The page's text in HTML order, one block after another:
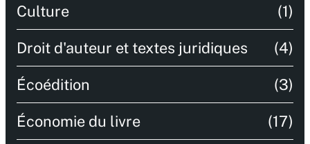
Culture (1)
Droit d'auteur et textes juridiques (4)
Écoédition (3)
Économie du livre (17)